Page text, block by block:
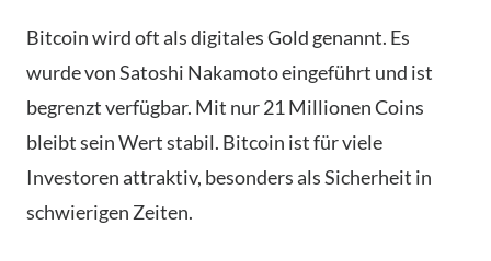
Bitcoin wird oft als digitales Gold genannt. Es
wurde von Satoshi Nakamoto eingeführt und ist
begrenzt verfügbar. Mit nur 21 Millionen Coins
bleibt sein Wert stabil. Bitcoin ist für viele
Investoren attraktiv, besonders als Sicherheit in
schwierigen Zeiten.